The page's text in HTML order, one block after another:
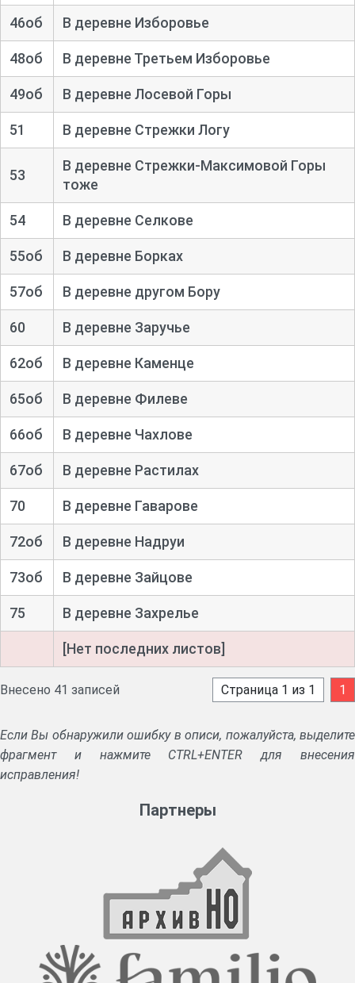
46об В деревне Изборовье
48об В деревне Третьем Изборовье
49об В деревне Лосевой Горы
51 В деревне Стрежки Логу
53
В деревне Стрежки-Максимовой Горы
тоже
54 В деревне Селкове
55об В деревне Борках
57об В деревне другом Бору
60 В деревне Заручье
62об В деревне Каменце
65об В деревне Филеве
66об В деревне Чахлове
67об В деревне Растилах
70 В деревне Гаварове
72об В деревне Надруи
73об В деревне Зайцове
75 В деревне Захрелье
[Нет последних листов]
Внесено 41 записей Страница 1 из 1 1
Если Вы обнаружили ошибку в описи, пожалуйста, выделите
фрагмент и нажмите CTRL+ENTER для внесения
исправления!
Партнеры